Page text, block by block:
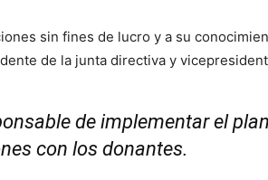
sin fines de lucro y a su
de la junta directiva y
de implementar el
con los donantes.